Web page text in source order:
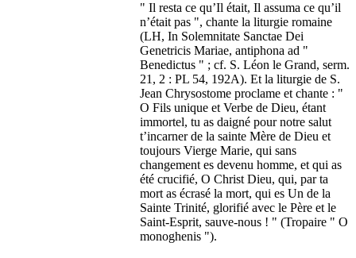
" Il resta ce qu’Il était, Il assuma ce qu’il
n’était pas ", chante la liturgie romaine
(LH, In Solemnitate Sanctae Dei
Genetricis Mariae, antiphona ad "
Benedictus " ; cf. S. Léon le Grand, serm.
21, 2 : PL 54, 192A). Et la liturgie de S.
Jean Chrysostome proclame et chante : "
O Fils unique et Verbe de Dieu, étant
immortel, tu as daigné pour notre salut
t’incarner de la sainte Mère de Dieu et
toujours Vierge Marie, qui sans
changement es devenu homme, et qui as
été crucifié, O Christ Dieu, qui, par ta
mort as écrasé la mort, qui es Un de la
Sainte Trinité, glorifié avec le Père et le
Saint-Esprit, sauve-nous ! " (Tropaire " O
monoghenis ").